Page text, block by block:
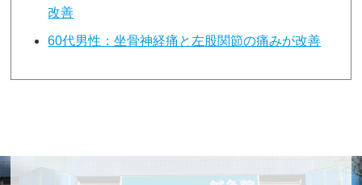
改善
60代男性：坐骨神経痛と左股関節の痛みが改善